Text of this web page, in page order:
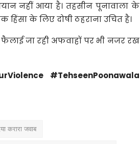
नहीं आया है। तहसीन पूनावाला के
के लिए दोषी ठहराना उचित है।
जा रही अफवाहों पर भी नजर रख
#TehseenPoonawala
करारा जवाब